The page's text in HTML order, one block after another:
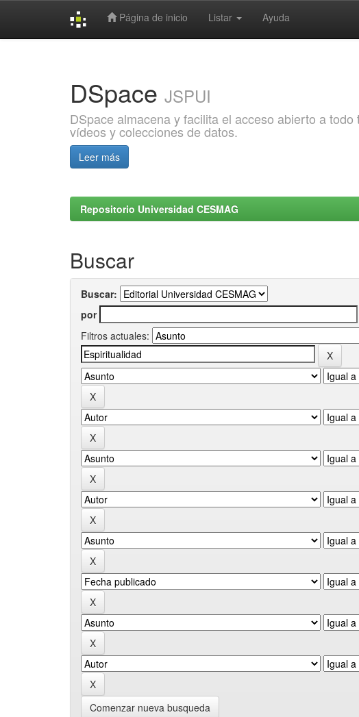
Página de inicio Listar Ayuda
DSpace JSPUI
DSpace almacena y facilita el acceso abierto a
vídeos y colecciones de datos.
Leer más
Repositorio Universidad CESMAG
Buscar
Buscar:
por
Filtros actuales:
Comenzar nueva busqueda